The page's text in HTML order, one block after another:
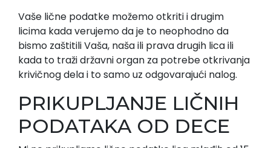
Vaše lične podatke možemo otkriti i drugim
licima kada verujemo da je to neophodno da
bismo zaštitili Vaša, naša ili prava drugih lica ili
kada to traži državni organ za potrebe otkrivanja
krivičnog dela i to samo uz odgovarajući nalog.
PRIKUPLJANJE LIČNIH
PODATAKA OD DECE